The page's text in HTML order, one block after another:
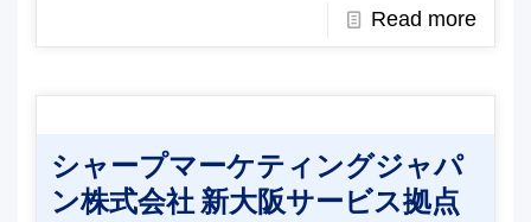
Read more
シャープマーケティングジャパ
ン株式会社 新大阪サービス拠点